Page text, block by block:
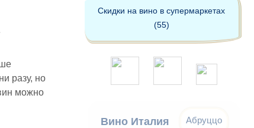
разу, но
можно
Скидки на вино в супермаркетах
(55)
Вино Италия Абруццо